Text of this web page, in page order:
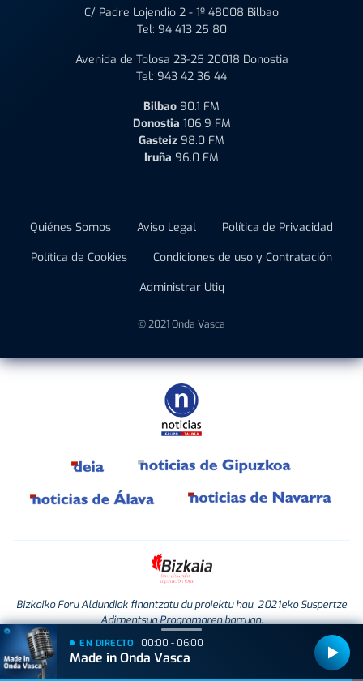
C/ Padre Lojendio 2 - 1º 48008 Bilbao
Tel: 94 413 25 80
Avenida de Tolosa 23-25 20018 Donostia
Tel: 943 42 36 44
Bilbao 90.1 FM
Donostia 106.9 FM
Gasteiz 98.0 FM
Iruña 96.0 FM
Quiénes Somos Aviso Legal
Política de Privacidad
Política de Cookies
Condiciones de uso y Contratación
Administrar Utiq
© 2021 Onda Vasca
Bizkaiko Foru Aldundiak finantzatu du proiektu hau, 2021eko Suspertze
Adimentsua Programaren barruan.
Este proyecto ha sido financiado por la Diputación Foral de Bizkaia
dentro del Programa Reactivación Inteligente 2021.
EN DIRECTO 00:00 - 06:00
Made in Onda Vasca